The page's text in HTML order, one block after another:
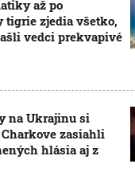
až po
tigrie zjedia všetko,
vedci prekvapivé
na Ukrajinu si
zasiahli
hlásia aj z